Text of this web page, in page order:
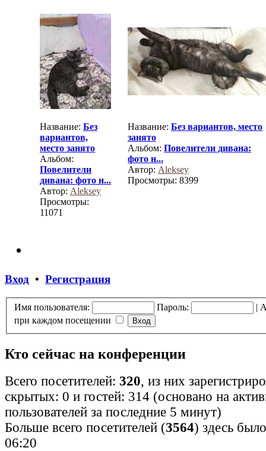
Название: Без
вариантов,
место занято
Альбом:
Повелители
дивана: фото н...
Автор: Aleksey
Просмотры:
11071
Название: Без вариантов, место
занято
Альбом: Повелители дивана:
фото н...
Автор: Aleksey
Просмотры: 8399
Вход • Регистрация
Имя пользователя: Пароль: |
при каждом посещении
Кто сейчас на конференции
Всего посетителей: 320, из них
скрытых: 0 и гостей: 314 (основано на
пользователей за последние 5 минут)
Больше всего посетителей (3564) здесь
06:20